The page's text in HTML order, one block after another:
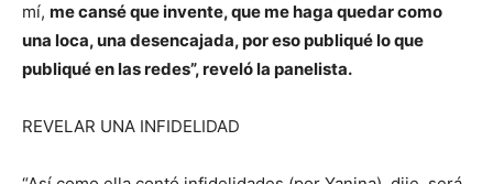
mí, me cansé que invente, que me haga quedar como
una loca, una desencajada, por eso publiqué lo que
publiqué en las redes”, reveló la panelista.
REVELAR UNA INFIDELIDAD